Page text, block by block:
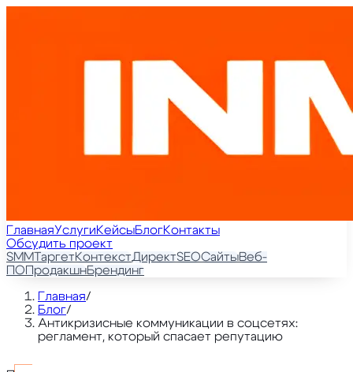
ГлавнаяУслугиКейсыБлогКонтакты
Обсудить проект
SMMТаргетКонтекстДиректSEOСайтыВеб-
ПОПродакшнБрендинг
Главная/
Блог/
Антикризисные коммуникации в соцсетях:
регламент, который спасает репутацию